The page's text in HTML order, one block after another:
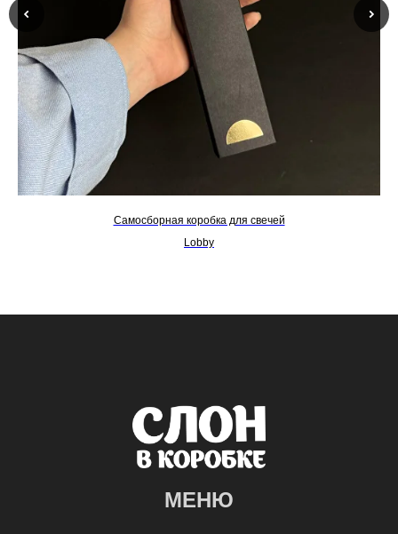
Самосборная коробка для свечей
Lobby
МЕНЮ